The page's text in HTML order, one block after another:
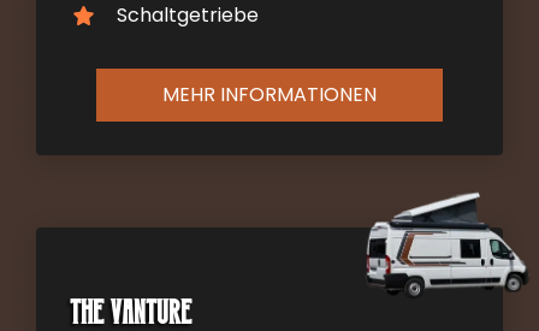
Schaltgetriebe
MEHR INFORMATIONEN
The Vanture